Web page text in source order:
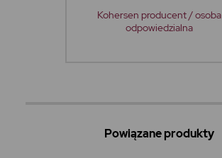
Kohersen producent / osoba
odpowiedzialna
Powiązane produkty